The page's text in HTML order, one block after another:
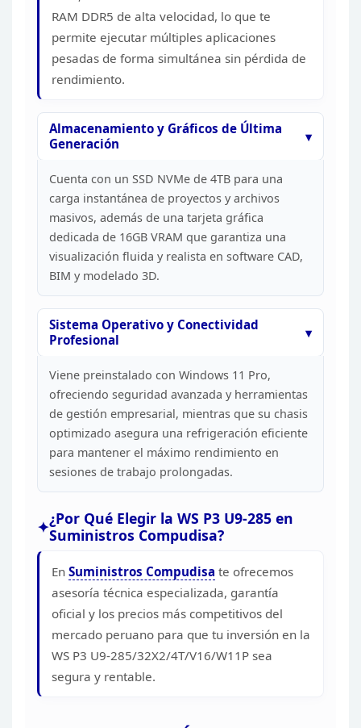
RAM DDR5 de alta velocidad, lo que te
permite ejecutar múltiples aplicaciones
pesadas de forma simultánea sin pérdida de
rendimiento.
Almacenamiento y Gráficos de Última
Generación
Cuenta con un SSD NVMe de 4TB para una
carga instantánea de proyectos y archivos
masivos, además de una tarjeta gráfica
dedicada de 16GB VRAM que garantiza una
visualización fluida y realista en software CAD,
BIM y modelado 3D.
Sistema Operativo y Conectividad
Profesional
Viene preinstalado con Windows 11 Pro,
ofreciendo seguridad avanzada y herramientas
de gestión empresarial, mientras que su chasis
optimizado asegura una refrigeración eficiente
para mantener el máximo rendimiento en
sesiones de trabajo prolongadas.
¿Por Qué Elegir la WS P3 U9-285 en
Suministros Compudisa?
En Suministros Compudisa te ofrecemos
asesoría técnica especializada, garantía
oficial y los precios más competitivos del
mercado peruano para que tu inversión en la
WS P3 U9-285/32X2/4T/V16/W11P sea
segura y rentable.